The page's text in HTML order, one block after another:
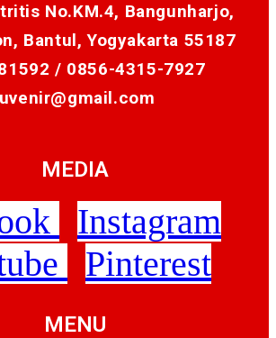
No.KM.4, Bangunharjo,
Bantul, Yogyakarta 55187
/ 0856-4315-7927
MEDIA
Instagram
Pinterest
MENU